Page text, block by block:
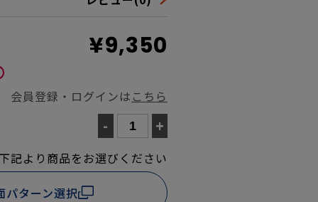
¥9,350
会員登録・ログインは こちら
- +
記より商品をお選びください
パターン選択